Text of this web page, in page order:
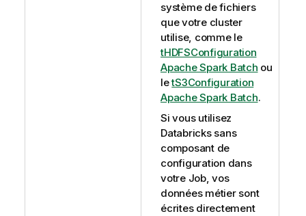
système de fichiers
que votre cluster
utilise, comme le
tHDFSConfiguration
Apache Spark Batch ou
letS3Configuration
Apache Spark Batch.
Si vous utilisez
Databricks sans
composant de
configuration dans
votre Job, vos
données métier sont
écrites directement